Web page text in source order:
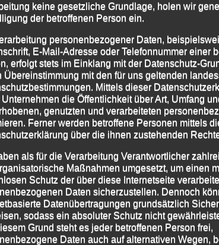
Patriz Ilg
50. Passauer Behördensportfest wirft seine Schatten
keine gesetzliche Grundlage, holen wir
der betroffenen Person ein.
personenbezogener Daten,
E-Mail-Adresse oder Telefonnummer einer
erfolgt stets im Einklang mit der Datenschutz-
Übereinstimmung mit den für uns geltenden
Mittels dieser
die Öffentlichkeit über Art, Umfang
genutzten und verarbeiteten
Ferner werden betroffene Personen mittels
über die ihnen zustehenden
als für die Verarbeitung Verantwortlicher
Maßnahmen umgesetzt, um einen
Schutz der über diese Internetseite
Daten sicherzustellen. Dennoch
Datenübertragungen grundsätzlich
sodass ein absoluter Schutz nicht
Grund steht es jeder betroffenen Person frei,
Daten auch auf alternativen Wegen,